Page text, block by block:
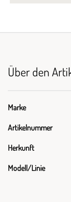
Über den
Marke
Artikelnummer
Herkunft
Modell/Linie